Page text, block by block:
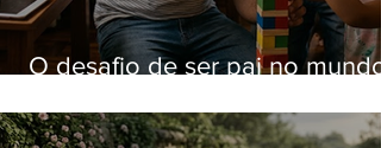
O desafio de ser pai no mundo